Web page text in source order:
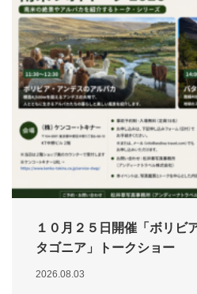
１０月２５日開催「ボリビ
タゴニア」トークショー
2026.08.03